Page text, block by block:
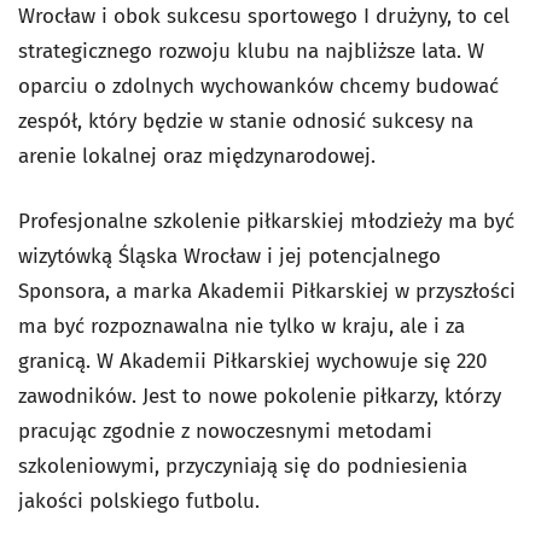
Wrocław i obok sukcesu sportowego I drużyny, to cel
strategicznego rozwoju klubu na najbliższe lata. W
oparciu o zdolnych wychowanków chcemy budować
zespół, który będzie w stanie odnosić sukcesy na
arenie lokalnej oraz międzynarodowej.
Profesjonalne szkolenie piłkarskiej młodzieży ma być
wizytówką Śląska Wrocław i jej potencjalnego
Sponsora, a marka Akademii Piłkarskiej w przyszłości
ma być rozpoznawalna nie tylko w kraju, ale i za
granicą. W Akademii Piłkarskiej wychowuje się 220
zawodników. Jest to nowe pokolenie piłkarzy, którzy
pracując zgodnie z nowoczesnymi metodami
szkoleniowymi, przyczyniają się do podniesienia
jakości polskiego futbolu.